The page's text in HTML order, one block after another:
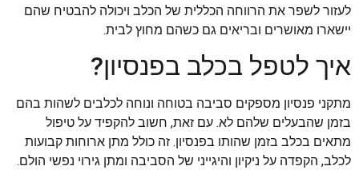
לעזור לשפר את הרווחה הכללית של הכלב ויכולה להבטיח שהם
יישארו מאושרים ובריאים גם כשהם מחוץ לבית.
איך לטפל בכלב בפנסיון?
מתקני פנסיון מספקים סביבה בטוחה ונוחה לכלבים לשהות בהם
בזמן שהבעלים שלהם לא. עם זאת, חשוב להקפיד על טיפול
מתאים בכלב בזמן שהותו בפנסיון. זה כולל מתן ארוחות קבועות
לכלב, הקפדה על ניקיון והיגייני של הסביבה ומתן גירוי נפשי הולם.